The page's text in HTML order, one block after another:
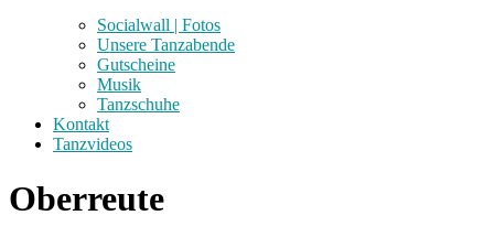
Socialwall | Fotos
Unsere Tanzabende
Gutscheine
Musik
Tanzschuhe
Kontakt
Tanzvideos
Oberreute